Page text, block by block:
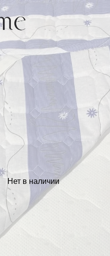
Нет в наличии